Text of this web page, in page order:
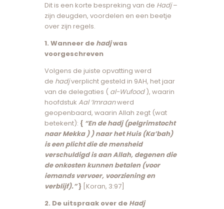
Dit is een korte bespreking van de Hadj–
zijn deugden, voordelen en een beetje
over zijn regels.
1. Wanneer de hadjwas
voorgeschreven
Volgens de juiste opvatting werd
de hadjverplicht gesteld in 9AH, het jaar
van de delegaties ( al-Wufood), waarin
hoofdstuk Aal ‘Imraanwerd
geopenbaard, waarin Allah zegt (wat
betekent): { “En de hadj (pelgrimstocht
naar Mekka ) ) naar het Huis (Ka’bah)
is een plicht die de mensheid
verschuldigd is aan Allah, degenen die
de onkosten kunnen betalen (voor
iemands vervoer, voorziening en
verblijf).”} [Koran, 3:97]
2. De uitspraak over de Hadj